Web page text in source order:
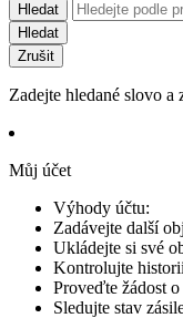
Hledat
Hledat
Zrušit
Zadejte hledané slovo a
Můj účet
Výhody účtu:
Zadávejte další
Ukládejte si své
Kontrolujte
Proveďte žádost
Sledujte stav